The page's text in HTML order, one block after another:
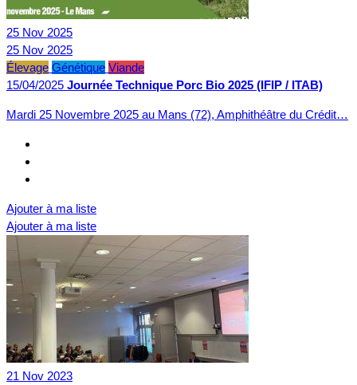
25 Nov 2025
25 Nov 2025
Élevage Génétique Viande
15/04/2025 Journée Technique Porc Bio 2025 (IFIP / ITAB)
Mardi 25 Novembre 2025 au Mans (72), Amphithéâtre du Crédit…
Ajouter à ma liste
Ajouter à ma liste
21 Nov 2023